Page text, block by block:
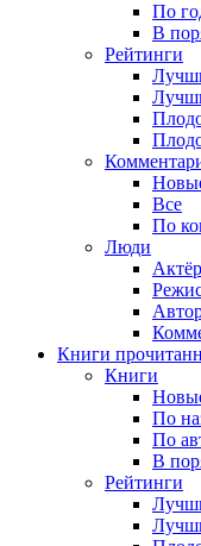
По
В
Рейтинги
Все
По
Люди
Книги
Книги
По
По
В
Рейтинги